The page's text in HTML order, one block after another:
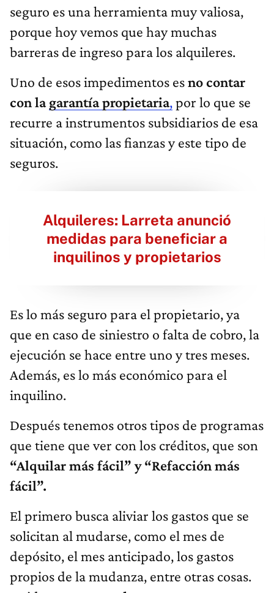
seguro es una herramienta muy valiosa,
porque hoy vemos que hay muchas
barreras de ingreso para los alquileres.
Uno de esos impedimentos esno contar
con lagarantía propietaria,por lo que se
recurre a instrumentos subsidiarios de esa
situación, como las fianzas y este tipo de
seguros.
Alquileres: Larreta anunció
medidas para beneficiar a
inquilinos y propietarios
Es lo más seguro para el propietario, ya
que en caso de siniestro o falta de cobro, la
ejecución se hace entre uno y tres meses.
Además, es lo más económico para el
inquilino.
Después tenemos otros tipos de programas
que tiene que ver con los créditos, que son
“Alquilar más fácil” y “Refacción más
fácil”.
El primero busca aliviar los gastos que se
solicitan al mudarse, como el mes de
depósito, el mes anticipado, los gastos
propios de la mudanza, entre otras cosas.